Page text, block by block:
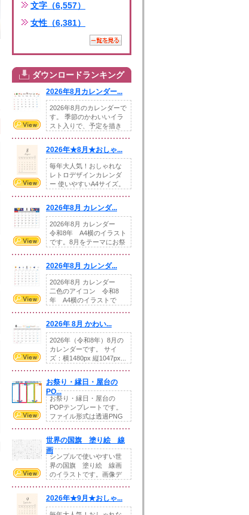
文字（6,557）
女性（6,381）
ダウンロードランキング
2026年8月カレンダー...
2026年8月のカレンダーで
す。 季節のかわいいイラ
スト入りで、予定を描き
2026年★8月★おしゃ...
毎年大人気！おしゃれな
レトロデザインカレンダ
ー 使いやすいA4サイズ。
2026年8月 カレンダ...
2026年8月 カレンダー
令和8年 A4横のイラスト
です。8月をテーマにお祭
2026年8月 カレンダ...
2026年8月 カレンダー
二色のアイコン 令和8
年 A4横のイラストで
2026年 8月 かわい...
2026年（令和8年）8月の
カレンダーです。 サイ
ズ：横1480px 縦1047px...
お祭り・縁日・屋台の
PO...
お祭り・縁日・屋台の
POPテンプレートです。
ファイル形式は透過PNG
世界の国旗 塗り絵 線
画
シンプルで使いやすい世
界の国旗 塗り絵 線画
のイラストです。画像デ
2026年★9月★おしゃ...